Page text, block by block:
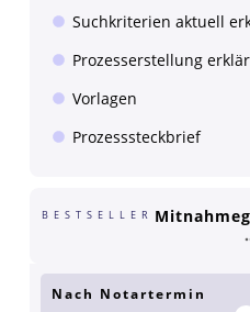
Suchkriterien aktuell
Prozesserstellung
Vorlagen
Prozesssteckbrief
BESTSELLER
Nach Notartermin